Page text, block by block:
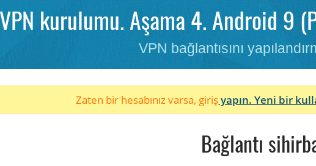
VPN kurulumu. Aşama 4. Android 9
VPN bağlantısını
Zaten bir hesabınız varsa, girişyapın. Yeni bir
Bağlantı